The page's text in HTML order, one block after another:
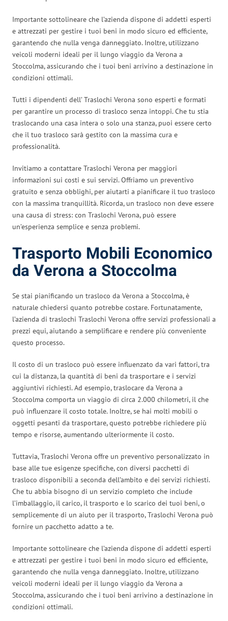
Importante sottolineare che l’azienda dispone di addetti esperti
e attrezzati per gestire i tuoi beni in modo sicuro ed efficiente,
garantendo che nulla venga danneggiato. Inoltre, utilizzano
veicoli moderni ideali per il lungo viaggio da Verona a
Stoccolma, assicurando che i tuoi beni arrivino a destinazione in
condizioni ottimali.
Tutti i dipendenti dell’ Traslochi Verona sono esperti e formati
per garantire un processo di trasloco senza intoppi. Che tu stia
traslocando una casa intera o solo una stanza, puoi essere certo
che il tuo trasloco sarà gestito con la massima cura e
professionalità.
Invitiamo a contattare Traslochi Verona per maggiori
informazioni sui costi e sui servizi. Offriamo un preventivo
gratuito e senza obblighi, per aiutarti a pianificare il tuo trasloco
con la massima tranquillità. Ricorda, un trasloco non deve essere
una causa di stress: con Traslochi Verona, può essere
un’esperienza semplice e senza problemi.
Trasporto Mobili Economico
da Verona a Stoccolma
Se stai pianificando un trasloco da Verona a Stoccolma, è
naturale chiedersi quanto potrebbe costare. Fortunatamente,
l’azienda di traslochi Traslochi Verona offre servizi professionali a
prezzi equi, aiutando a semplificare e rendere più conveniente
questo processo.
Il costo di un trasloco può essere influenzato da vari fattori, tra
cui la distanza, la quantità di beni da trasportare e i servizi
aggiuntivi richiesti. Ad esempio, traslocare da Verona a
Stoccolma comporta un viaggio di circa 2.000 chilometri, il che
può influenzare il costo totale. Inoltre, se hai molti mobili o
oggetti pesanti da trasportare, questo potrebbe richiedere più
tempo e risorse, aumentando ulteriormente il costo.
Tuttavia, Traslochi Verona offre un preventivo personalizzato in
base alle tue esigenze specifiche, con diversi pacchetti di
trasloco disponibili a seconda dell’ambito e dei servizi richiesti.
Che tu abbia bisogno di un servizio completo che include
l’imballaggio, il carico, il trasporto e lo scarico dei tuoi beni, o
semplicemente di un aiuto per il trasporto, Traslochi Verona può
fornire un pacchetto adatto a te.
Importante sottolineare che l’azienda dispone di addetti esperti
e attrezzati per gestire i tuoi beni in modo sicuro ed efficiente,
garantendo che nulla venga danneggiato. Inoltre, utilizzano
veicoli moderni ideali per il lungo viaggio da Verona a
Stoccolma, assicurando che i tuoi beni arrivino a destinazione in
condizioni ottimali.